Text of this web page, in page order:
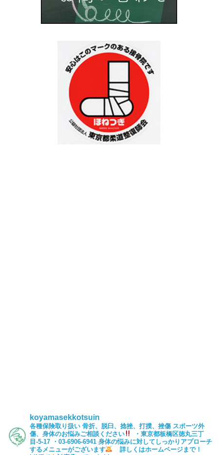
koyamasekkotsuin
各種保険取り扱い 骨折、脱臼、捻挫、打撲、挫傷 スポーツ外
傷、身体のお悩みご相談ください
・東京都板橋区徳丸三丁
目-5-17 ・03-6906-6941 身体の悩みに対してしっかりアプローチ
するメニューがございます
詳しくはホームページまで！